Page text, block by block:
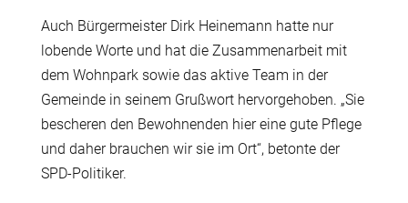
Auch Bürgermeister Dirk Heinemann hatte nur
lobende Worte und hat die Zusammenarbeit mit
dem Wohnpark sowie das aktive Team in der
Gemeinde in seinem Grußwort hervorgehoben. „Sie
bescheren den Bewohnenden hier eine gute Pflege
und daher brauchen wir sie im Ort“, betonte der
SPD-Politiker.